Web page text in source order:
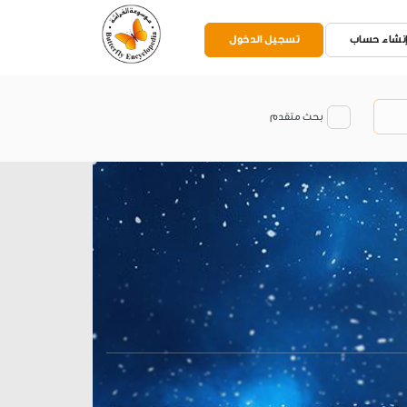
إنشاء حساب تسجيل الدخول
بحث متقدم